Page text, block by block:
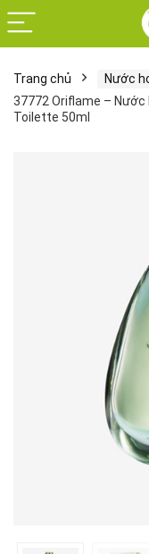
Trang chủ Nước
37772 Oriflame – Nước
Toilette 50ml